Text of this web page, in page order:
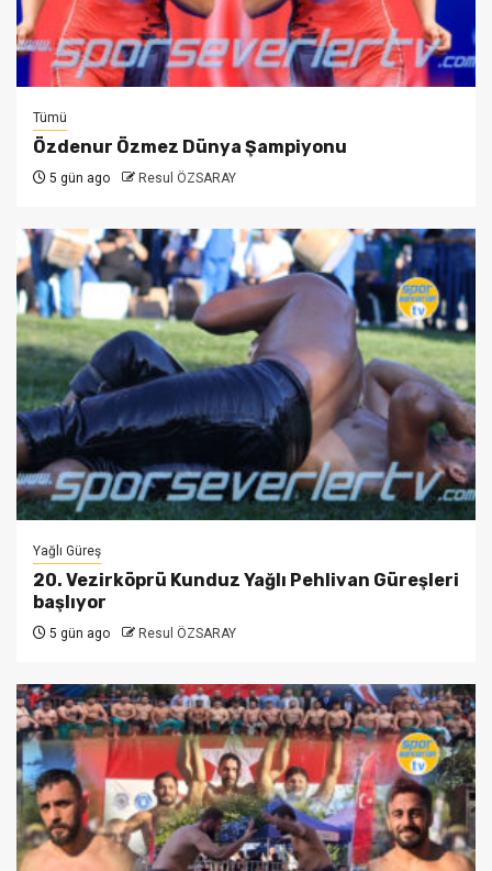
Tümü
Özdenur Özmez Dünya Şampiyonu
5 gün ago Resul ÖZSARAY
Yağlı Güreş
20. Vezirköprü Kunduz Yağlı Pehlivan Güreşleri
başlıyor
5 gün ago Resul ÖZSARAY